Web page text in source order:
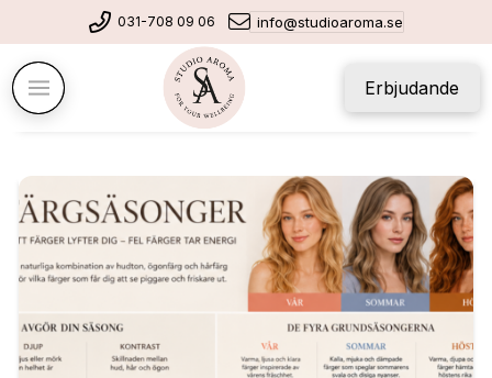
031-708 09 06 info@studioaroma.se
Erbjudande